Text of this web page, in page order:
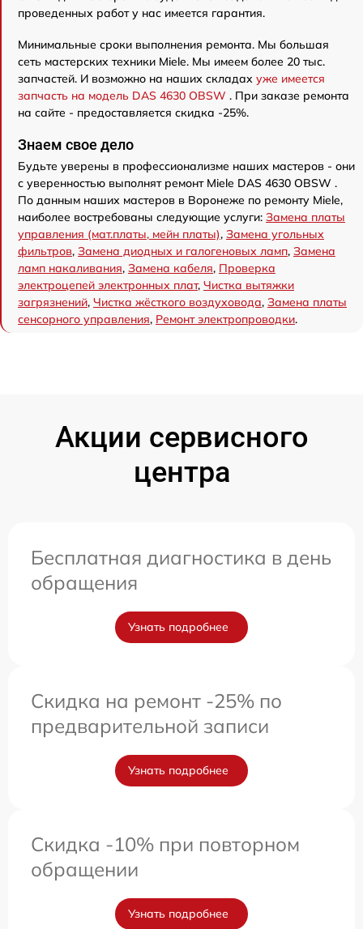
проведенных работ у нас имеется гарантия.
Минимальные сроки выполнения ремонта. Мы большая
сеть мастерских техники Miele. Мы имеем более 20 тыс.
запчастей. И возможно на наших складах уже имеется
запчасть на модель DAS 4630 OBSW . При заказе ремонта
на сайте - предоставляется скидка -25%.
Знаем свое дело
Будьте уверены в профессионализме наших мастеров - они
с уверенностью выполнят ремонт Miele DAS 4630 OBSW .
По данным наших мастеров в Воронеже по ремонту Miele,
наиболее востребованы следующие услуги: Замена платы
управления (мат.платы, мейн платы), Замена угольных
фильтров, Замена диодных и галогеновых ламп, Замена
ламп накаливания, Замена кабеля, Проверка
электроцепей электронных плат, Чистка вытяжки
загрязнений, Чистка жёсткого воздуховода, Замена платы
сенсорного управления, Ремонт электропроводки.
Акции сервисного
центра
Бесплатная диагностика в день
обращения
Узнать подробнее
Скидка на ремонт -25% по
предварительной записи
Узнать подробнее
Скидка -10% при повторном
обращении
Узнать подробнее